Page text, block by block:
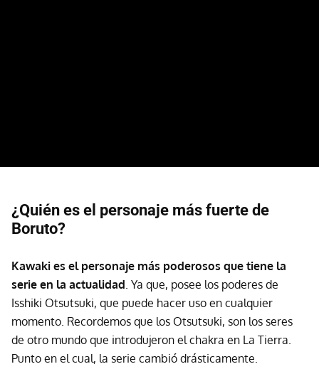
¿Quién es el personaje más fuerte de
Boruto?
Kawaki es el personaje más poderosos que tiene la
serie en la actualidad. Ya que, posee los poderes de
Isshiki Otsutsuki, que puede hacer uso en cualquier
momento. Recordemos que los Otsutsuki, son los seres
de otro mundo que introdujeron el chakra en La Tierra.
Punto en el cual, la serie cambió drásticamente.